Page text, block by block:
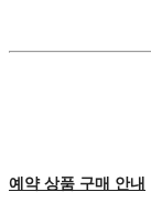
예약 상품 구매 안내